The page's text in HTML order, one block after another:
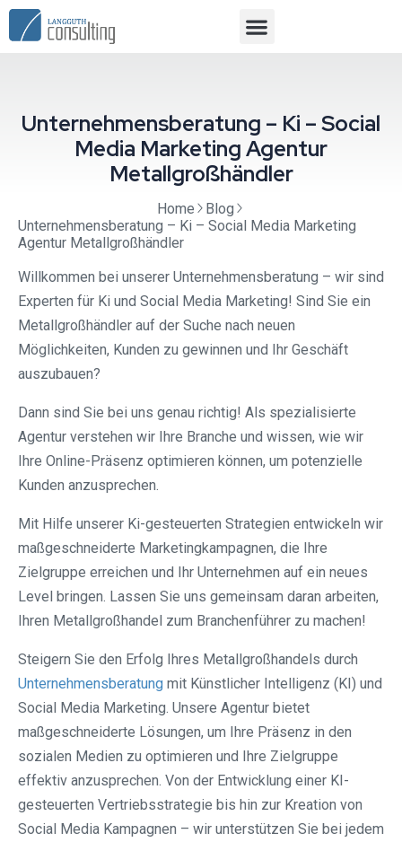
Unternehmensberatung – Ki – Social
Media Marketing Agentur
Metallgroßhändler
Home
Blog
Unternehmensberatung – Ki – Social Media Marketing
Agentur Metallgroßhändler
Willkommen bei unserer Unternehmensberatung – wir sind
Experten für Ki und Social Media Marketing! Sind Sie ein
Metallgroßhändler auf der Suche nach neuen
Möglichkeiten, Kunden zu gewinnen und Ihr Geschäft
auszubauen?
Dann sind Sie bei uns genau richtig! Als spezialisierte
Agentur verstehen wir Ihre Branche und wissen, wie wir
Ihre Online-Präsenz optimieren können, um potenzielle
Kunden anzusprechen.
Mit Hilfe unserer Ki-gesteuerten Strategien entwickeln wir
maßgeschneiderte Marketingkampagnen, die Ihre
Zielgruppe erreichen und Ihr Unternehmen auf ein neues
Level bringen. Lassen Sie uns gemeinsam daran arbeiten,
Ihren Metallgroßhandel zum Branchenführer zu machen!
Steigern Sie den Erfolg Ihres Metallgroßhandels durch
Unternehmensberatung mit Künstlicher Intelligenz (KI) und
Social Media Marketing. Unsere Agentur bietet
maßgeschneiderte Lösungen, um Ihre Präsenz in den
sozialen Medien zu optimieren und Ihre Zielgruppe
effektiv anzusprechen. Von der Entwicklung einer KI-
gesteuerten Vertriebsstrategie bis hin zur Kreation von
Social Media Kampagnen – wir unterstützen Sie bei jedem